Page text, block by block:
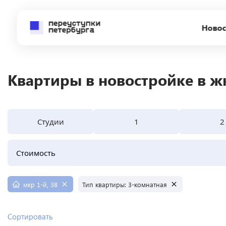
Квартиры в новостройке в
Студии 1 2
Стоимость
мкр 1-й, 38 Тип квартиры: 3-комнатная
Сортировать